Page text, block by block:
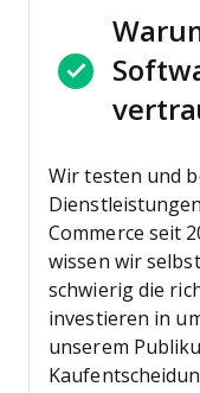
Wir testen und
Commerce seit
wissen wir
schwierig die
investieren in
unserem